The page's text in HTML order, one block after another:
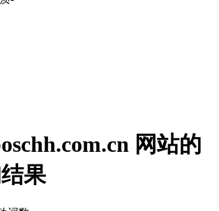
网站的
果